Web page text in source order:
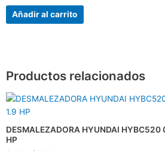
Añadir al carrito
Productos relacionados
DESMALEZADORA HYUNDAI HYBC520
HP
El
era:
$150.0.
El
es:
$116.0.